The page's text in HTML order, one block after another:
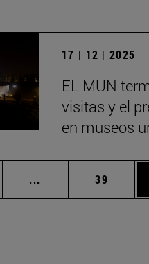
17 | 12 | 2025
EL MUN
visitas y el
en museos
... Páginas Página
39